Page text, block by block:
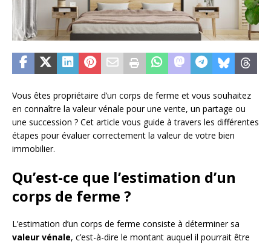
Vous êtes propriétaire d’un corps de ferme et vous souhaitez
en connaître la valeur vénale pour une vente, un partage ou
une succession ? Cet article vous guide à travers les différentes
étapes pour évaluer correctement la valeur de votre bien
immobilier.
Qu’est-ce que l’estimation d’un
corps de ferme ?
L’estimation d’un corps de ferme consiste à déterminer sa
valeur vénale, c’est-à-dire le montant auquel il pourrait être